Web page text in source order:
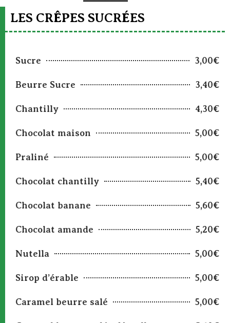
LES CRÊPES SUCRÉES
Sucre 3,00€
Beurre Sucre 3,40€
Chantilly 4,30€
Chocolat maison 5,00€
Praliné 5,00€
Chocolat chantilly 5,40€
Chocolat banane 5,60€
Chocolat amande 5,20€
Nutella 5,00€
Sirop d’érable 5,00€
Caramel beurre salé 5,00€